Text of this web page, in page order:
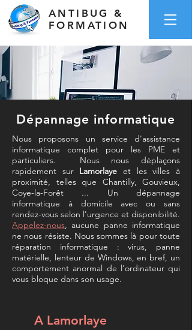
ANTIBUG &
FORMATION
Dépannage informatique
Nous proposons un service d'assistance
informatique complet pour les PME et
particuliers. ​Nous nous déplaçons
rapidement sur Lamorlaye et les villes à
proximité, telles que Chantilly, Gouvieux,
Coye-la-Forêt ... Un dépannage
informatique à domicile avec ou sans
rendez-vous selon l'urgence et disponibilité.
Appelez-nous, aucune panne informatique
ne nous résiste. ​Nous sommes là pour toute
réparation informatique : virus, panne
matérielle, lenteur de Windows, en bref, un
comportement anormal de l'ordinateurqui
vous bloque dans son usage.
A Lamorlaye